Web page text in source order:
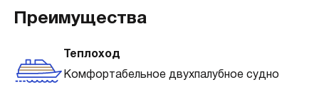
Преимущества
Теплоход
Комфортабельное двухпалубное судно